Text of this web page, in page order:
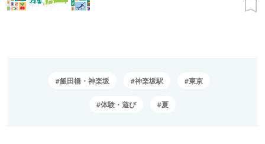
飯田橋・神楽坂 神楽坂駅 東京
体験・遊び 夏